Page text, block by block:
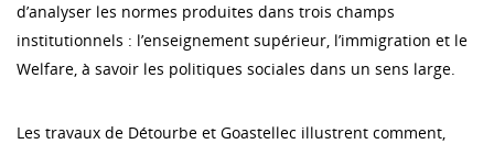
d’analyser les normes produites dans trois champs
institutionnels : l’enseignement supérieur, l’immigration et le
Welfare, à savoir les politiques sociales dans un sens large.
Les travaux de Détourbe et Goastellec illustrent comment,